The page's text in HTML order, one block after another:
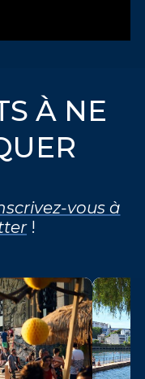
À NE
vous à
!